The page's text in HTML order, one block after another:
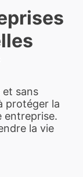
et sans
protéger la
entreprise.
la vie